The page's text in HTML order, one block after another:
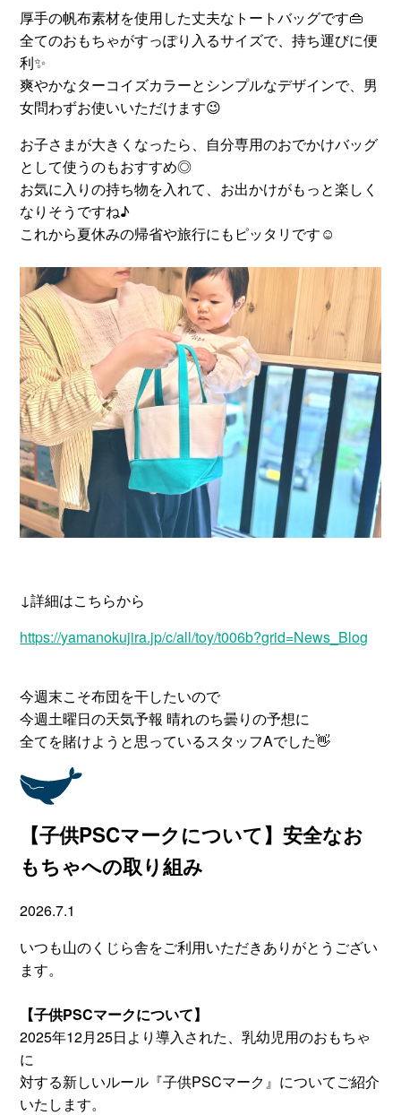
厚手の帆布素材を使用した丈夫なトートバッグです👜
全てのおもちゃがすっぽり入るサイズで、持ち運びに便
利✨
爽やかなターコイズカラーとシンプルなデザインで、男
女問わずお使いいただけます😉
お子さまが大きくなったら、自分専用のおでかけバッグ
として使うのもおすすめ◎
お気に入りの持ち物を入れて、お出かけがもっと楽しく
なりそうですね♪
これから夏休みの帰省や旅行にもピッタリです☺
↓詳細はこちらから
https://yamanokujira.jp/c/all/toy/t006b?grid=News_Blog
今週末こそ布団を干したいので
今週土曜日の天気予報 晴れのち曇りの予想に
全てを賭けようと思っているスタッフAでした👋
【子供PSCマークについて】安全なお
もちゃへの取り組み
2026.7.1
いつも山のくじら舎をご利用いただきありがとうござい
ます。
【子供PSCマークについて】
2025年12月25日より導入された、乳幼児用のおもちゃ
に
対する新しいルール『子供PSCマーク』についてご紹介
いたします。